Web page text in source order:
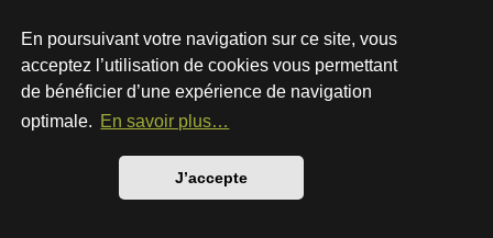
En poursuivant votre navigation sur ce site, vous
acceptez l’utilisation de cookies vous permettant
de bénéficier d’une expérience de navigation
optimale. En savoir plus…
J’accepte
Développé parphpBB® Forum Software © phpBB Limited
Style par
Traduction française officielle